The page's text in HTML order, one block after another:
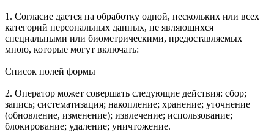
1. Согласие дается на обработку одной, нескольких или всех
категорий персональных данных, не являющихся
специальными или биометрическими, предоставляемых
мною, которые могут включать:
Список полей формы
2. Оператор может совершать следующие действия: сбор;
запись; систематизация; накопление; хранение; уточнение
(обновление, изменение); извлечение; использование;
блокирование; удаление; уничтожение.